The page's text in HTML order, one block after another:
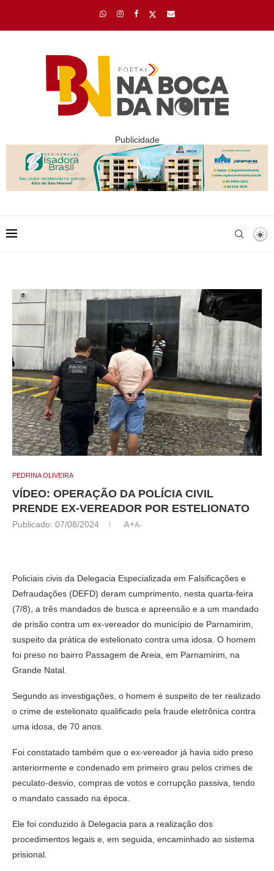
Publicidade
PEDRINA OLIVEIRA
VÍDEO: OPERAÇÃO DA POLÍCIA CIVIL
PRENDE EX-VEREADOR POR ESTELIONATO
Publicado: 07/08/2024 A+A-
Policiais civis da Delegacia Especializada em Falsificações e
Defraudações (DEFD) deram cumprimento, nesta quarta-feira
(7/8), a três mandados de busca e apreensão e a um mandado
de prisão contra um ex-vereador do município de Parnamirim,
suspeito da prática de estelionato contra uma idosa. O homem
foi preso no bairro Passagem de Areia, em Parnamirim, na
Grande Natal.
Segundo as investigações, o homem é suspeito de ter realizado
o crime de estelionato qualificado pela fraude eletrônica contra
uma idosa, de 70 anos.
Foi constatado também que o ex-vereador já havia sido preso
anteriormente e condenado em primeiro grau pelos crimes de
peculato-desvio, compras de votos e corrupção passiva, tendo
o mandato cassado na época.
Ele foi conduzido à Delegacia para a realização dos
procedimentos legais e, em seguida, encaminhado ao sistema
prisional.